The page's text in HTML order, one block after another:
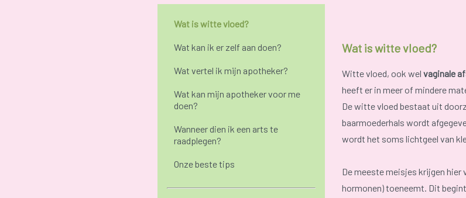
Wat is witte vloed?
Wat kan ik er zelf aan doen?
Wat vertel ik mijn apotheker?
Wat kan mijn apotheker voor me
doen?
Wanneer dien ik een arts te
raadplegen?
Onze beste tips
Wat is witte vloed?
Witte vloed, ook wel vaginale
heeft er in meer of mindere
De witte vloed bestaat uit
baarmoederhals wordt
wordt het soms lichtgeel van
De meeste meisjes krijgen
hormonen) toeneemt. Dit